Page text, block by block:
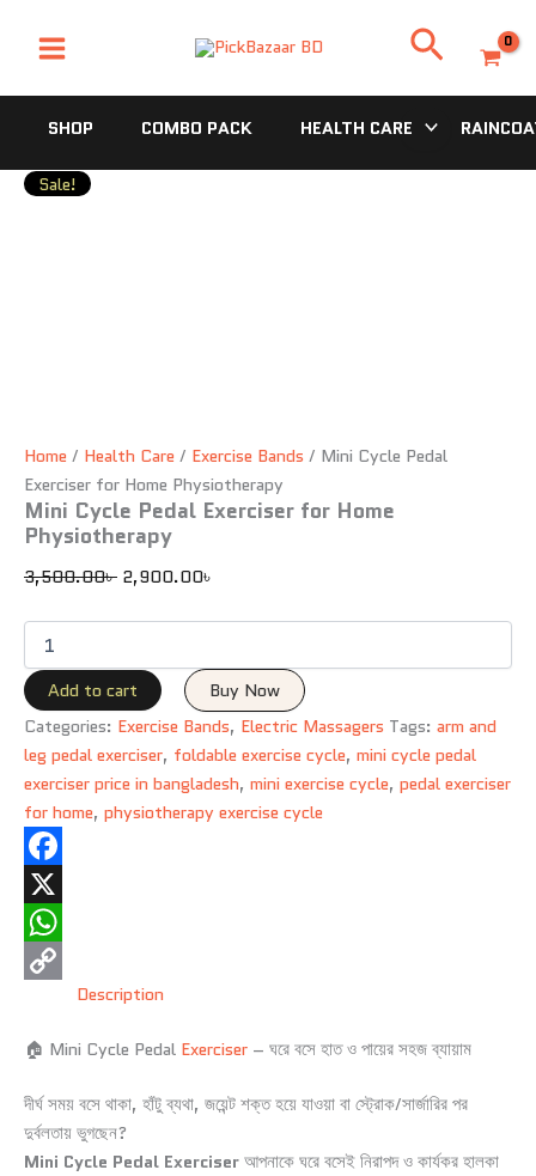
Search
SHOP COMBO PACK HEALTH CARE
Sale!
Home / Health Care / Exercise Bands / Mini Cycle Pedal
Exerciser for Home Physiotherapy
Mini Cycle Pedal Exerciser for Home
Physiotherapy
3,500.00৳
3,500.00৳ .
2,900.00৳
price
2,900.00৳ .
Cycle
Pedal
Home
quantity
Add to cart
Buy Now
Categories: Exercise Bands, Electric Massagers Tags: arm and
leg pedal exerciser, foldable exercise cycle, mini cycle pedal
exerciser price in bangladesh, mini exercise cycle, pedal exerciser
for home, physiotherapy exercise cycle
Facebook
X
WhatsApp
Link
Description
🏠 Mini Cycle Pedal Exerciser – ঘরে বসে হাত ও পায়ের সহজ ব্যায়াম
দীর্ঘ সময় বসে থাকা, হাঁটু ব্যথা, জয়েন্ট শক্ত হয়ে যাওয়া বা স্ট্রোক/সার্জারির পর
দুর্বলতায় ভুগছেন?
Mini Cycle Pedal Exerciserআপনাকে ঘরে বসেই নিরাপদ ও কার্যকর হালকা